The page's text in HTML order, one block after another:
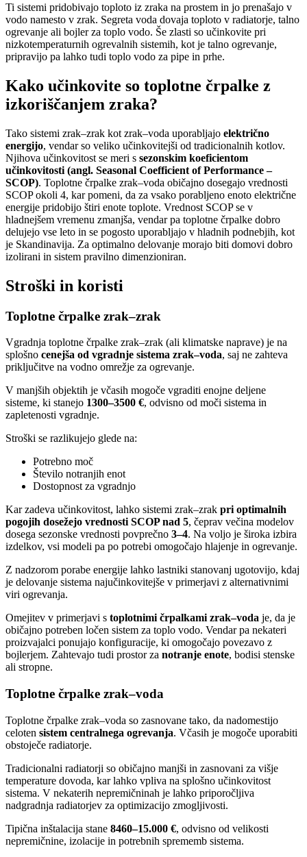
Ti sistemi pridobivajo toploto iz zraka na prostem in jo prenašajo v
vodo namesto v zrak. Segreta voda dovaja toploto v radiatorje, talno
ogrevanje ali bojler za toplo vodo. Še zlasti so učinkovite pri
nizkotemperaturnih ogrevalnih sistemih, kot je talno ogrevanje,
pripravijo pa lahko tudi toplo vodo za pipe in prhe.
Kako učinkovite so toplotne črpalke z
izkoriščanjem zraka?
Tako sistemi zrak–zrak kot zrak–voda uporabljajo električno
energijo, vendar so veliko učinkovitejši od tradicionalnih kotlov.
Njihova učinkovitost se meri s sezonskim koeficientom
učinkovitosti (angl. Seasonal Coefficient of Performance –
SCOP). Toplotne črpalke zrak–voda običajno dosegajo vrednosti
SCOP okoli 4, kar pomeni, da za vsako porabljeno enoto električne
energije pridobijo štiri enote toplote. Vrednost SCOP se v
hladnejšem vremenu zmanjša, vendar pa toplotne črpalke dobro
delujejo vse leto in se pogosto uporabljajo v hladnih podnebjih, kot
je Skandinavija. Za optimalno delovanje morajo biti domovi dobro
izolirani in sistem pravilno dimenzioniran.
Stroški in koristi
Toplotne črpalke zrak–zrak
Vgradnja toplotne črpalke zrak–zrak (ali klimatske naprave) je na
splošno cenejša od vgradnje sistema zrak–voda, saj ne zahteva
priključitve na vodno omrežje za ogrevanje.
V manjših objektih je včasih mogoče vgraditi enojne deljene
sisteme, ki stanejo 1300–3500 €, odvisno od moči sistema in
zapletenosti vgradnje.
Stroški se razlikujejo glede na:
Potrebno moč
Število notranjih enot
Dostopnost za vgradnjo
Kar zadeva učinkovitost, lahko sistemi zrak–zrak pri optimalnih
pogojih dosežejo vrednosti SCOP nad 5, čeprav večina modelov
dosega sezonske vrednosti povprečno 3–4. Na voljo je široka izbira
izdelkov, vsi modeli pa po potrebi omogočajo hlajenje in ogrevanje.
Z nadzorom porabe energije lahko lastniki stanovanj ugotovijo, kdaj
je delovanje sistema najučinkovitejše v primerjavi z alternativnimi
viri ogrevanja.
Omejitev v primerjavi s toplotnimi črpalkami zrak–voda je, da je
običajno potreben ločen sistem za toplo vodo. Vendar pa nekateri
proizvajalci ponujajo konfiguracije, ki omogočajo povezavo z
bojlerjem. Zahtevajo tudi prostor za notranje enote, bodisi stenske
ali stropne.
Toplotne črpalke zrak–voda
Toplotne črpalke zrak–voda so zasnovane tako, da nadomestijo
celoten sistem centralnega ogrevanja. Včasih je mogoče uporabiti
obstoječe radiatorje.
Tradicionalni radiatorji so običajno manjši in zasnovani za višje
temperature dovoda, kar lahko vpliva na splošno učinkovitost
sistema. V nekaterih nepremičninah je lahko priporočljiva
nadgradnja radiatorjev za optimizacijo zmogljivosti.
Tipična inštalacija stane 8460–15.000 €, odvisno od velikosti
nepremičnine, izolacije in potrebnih sprememb sistema.